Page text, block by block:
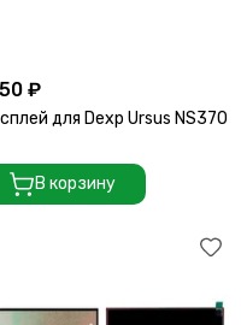
₽
для Dexp Ursus NS370
В корзину